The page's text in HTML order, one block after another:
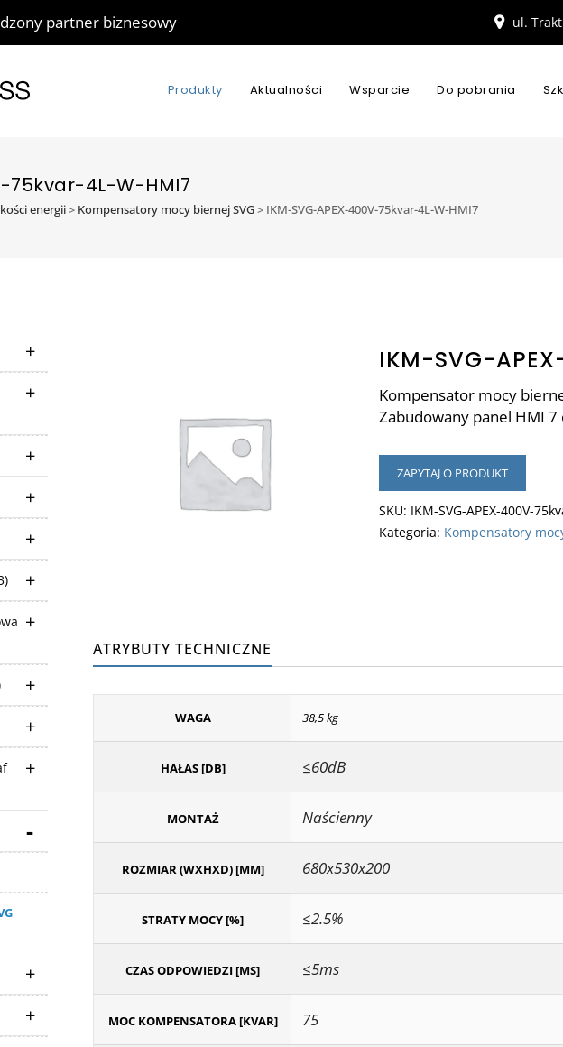
partner biznesowy ul.
Produkty Aktualności Wsparcie Do pobrania
75kvar-4L-W-HMI7
energii> Kompensatory mocy biernej SVG> IKM-SVG-APEX-400V-75kvar-4L-W-HMI7
IKM-SVG-
Kompensator mocy
Zabudowany panel HMI 7
ZAPYTAJ O PRODUKT
SKU: IKM-SVG-APEX-400V-
Kategoria: Kompensatory
ATRYBUTY TECHNICZNE
WAGA 38,5 kg
HAŁAS [DB] ≤60dB
MONTAŻ Naścienny
ROZMIAR (WXHXD) [MM] 680x530x200
STRATY MOCY [%] ≤2.5%
CZAS ODPOWIEDZI [MS] ≤5ms
MOC KOMPENSATORA [KVAR] 75